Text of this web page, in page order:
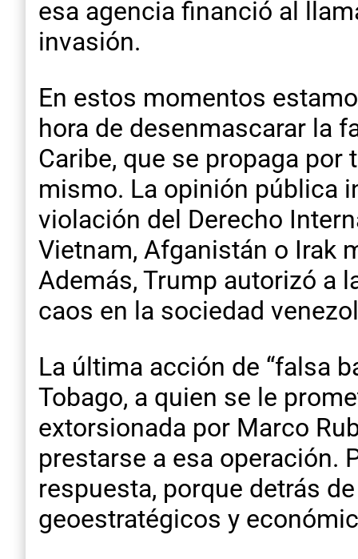
esa agencia financió al
invasión.
En estos momentos
hora de desenmascarar la
Caribe, que se propaga
mismo. La opinión pública
violación del Derecho
Vietnam, Afganistán o Irak
Además, Trump autorizó a
caos en la sociedad
La última acción de “falsa
Tobago, a quien se le
extorsionada por Marco
prestarse a esa operación.
respuesta, porque detrás
geoestratégicos y